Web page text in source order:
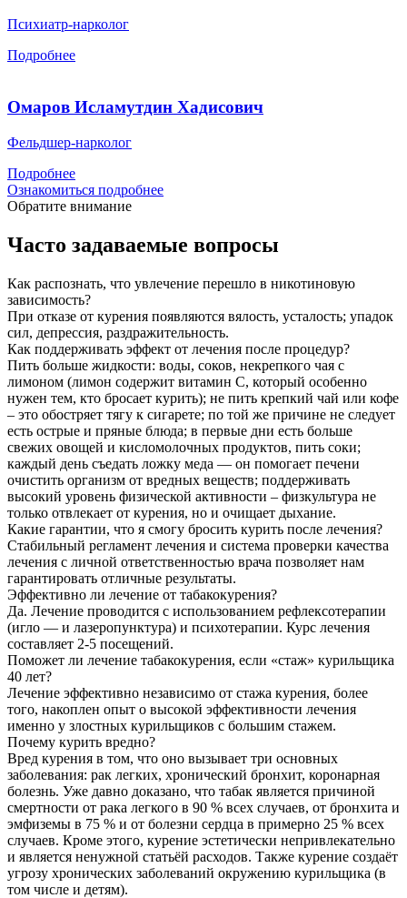
Психиатр-нарколог
Подробнее
Омаров Исламутдин Хадисович
Фельдшер-нарколог
Подробнее
Ознакомиться подробнее
Обратите внимание
Часто задаваемые вопросы
Как распознать, что увлечение перешло в никотиновую
зависимость?
При отказе от курения появляются вялость, усталость; упадок
сил, депрессия, раздражительность.
Как поддерживать эффект от лечения после процедур?
Пить больше жидкости: воды, соков, некрепкого чая с
лимоном (лимон содержит витамин С, который особенно
нужен тем, кто бросает курить); не пить крепкий чай или кофе
– это обостряет тягу к сигарете; по той же причине не следует
есть острые и пряные блюда; в первые дни есть больше
свежих овощей и кисломолочных продуктов, пить соки;
каждый день съедать ложку меда — он помогает печени
очистить организм от вредных веществ; поддерживать
высокий уровень физической активности – физкультура не
только отвлекает от курения, но и очищает дыхание.
Какие гарантии, что я смогу бросить курить после лечения?
Стабильный регламент лечения и система проверки качества
лечения с личной ответственностью врача позволяет нам
гарантировать отличные результаты.
Эффективно ли лечение от табакокурения?
Да. Лечение проводится с использованием рефлексотерапии
(игло — и лазеропунктура) и психотерапии. Курс лечения
составляет 2-5 посещений.
Поможет ли лечение табакокурения, если «стаж» курильщика
40 лет?
Лечение эффективно независимо от стажа курения, более
того, накоплен опыт о высокой эффективности лечения
именно у злостных курильщиков с большим стажем.
Почему курить вредно?
Вред курения в том, что оно вызывает три основных
заболевания: рак легких, хронический бронхит, коронарная
болезнь. Уже давно доказано, что табак является причиной
смертности от рака легкого в 90 % всех случаев, от бронхита и
эмфиземы в 75 % и от болезни сердца в примерно 25 % всех
случаев. Кроме этого, курение эстетически непривлекательно
и является ненужной статьёй расходов. Также курение создаёт
угрозу хронических заболеваний окружению курильщика (в
том числе и детям).